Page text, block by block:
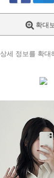
확대
상세 정보를 확대